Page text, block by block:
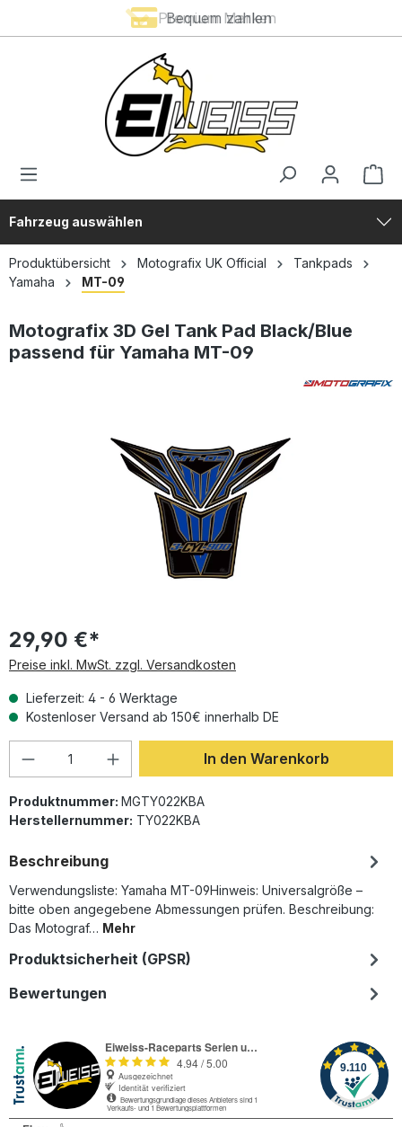
Premium Marken
Bequem zahlen
Fahrzeug auswählen
Produktübersicht Motografix UK Official
Tankpads
Yamaha
MT-09
Motografix 3D Gel Tank Pad Black/Blue
passend für Yamaha MT-09
29,90 €*
Preise inkl. MwSt. zzgl. Versandkosten
Lieferzeit: 4 - 6 Werktage
Kostenloser Versand ab 150€ innerhalb DE
Produkt Anzahl: Gib den gewünschten
In den Warenkorb
Produktnummer: MGTY022KBA
Herstellernummer: TY022KBA
Beschreibung
Verwendungsliste: Yamaha MT-09Hinweis: Universalgröße –
bitte oben angegebene Abmessungen prüfen. Beschreibung:
Das Motograf… Mehr
Produktsicherheit (GPSR)
Bewertungen